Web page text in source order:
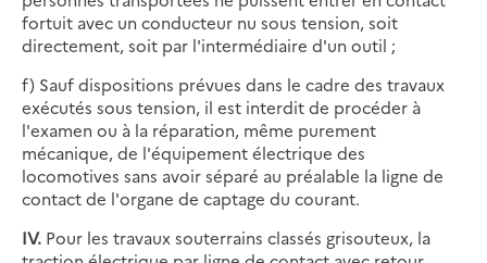
fortuit avec un conducteur nu sous tension, soit
directement, soit par l'intermédiaire d'un outil ;
f) Sauf dispositions prévues dans le cadre des travaux
exécutés sous tension, il est interdit de procéder à
l'examen ou à la réparation, même purement
mécanique, de l'équipement électrique des
locomotives sans avoir séparé au préalable la ligne de
contact de l'organe de captage du courant.
IV. Pour les travaux souterrains classés grisouteux, la